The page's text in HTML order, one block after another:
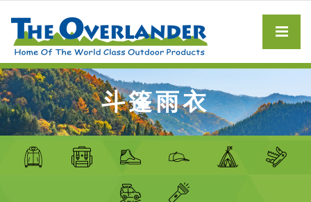
斗篷雨衣